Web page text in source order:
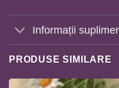
Informații
PRODUSE SIMILARE